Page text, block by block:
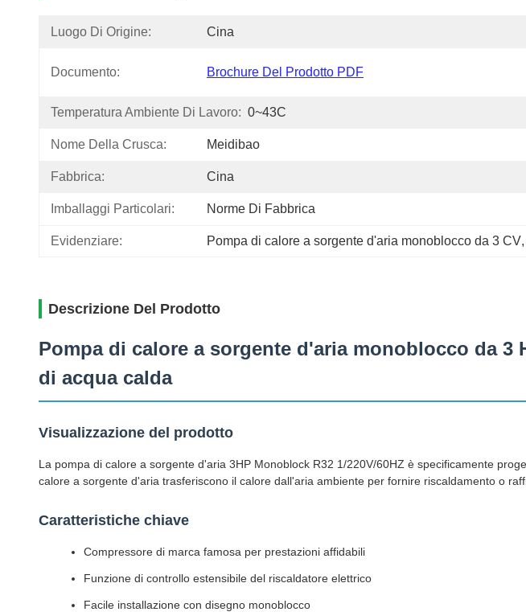
Luogo Di Origine: Cina
Documento: Brochure Del Prodotto PDF
Temperatura Ambiente Di Lavoro: 0~43C
Nome Della Crusca: Meidibao
Fabbrica: Cina
Imballaggi Particolari: Norme Di Fabbrica
Evidenziare: Pompa di calore a sorgente d'aria monoblocco da 3 CV,
Descrizione Del Prodotto
Pompa di calore a sorgente d'aria monoblocco da 3
di acqua calda
Visualizzazione del prodotto
La pompa di calore a sorgente d'aria 3HP Monoblock R32 1/220V/60HZ è specificamente
calore a sorgente d'aria trasferiscono il calore dall'aria ambiente per fornire riscaldamento o
Caratteristiche chiave
Compressore di marca famosa per prestazioni affidabili
Funzione di controllo estensibile del riscaldatore elettrico
Facile installazione con disegno monoblocco